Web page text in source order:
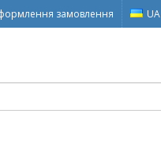
замовлення UA